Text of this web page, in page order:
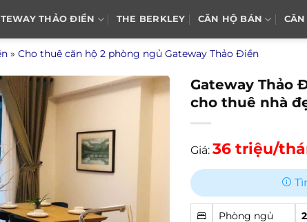
THẢO ĐIỀN THE BERKLEY CĂN HỘ BÁN
» Cho thuê căn hộ 2 phòng ngủ Gateway Thảo Điền
Gateway Thảo
cho thuê nhà
Giá: 36 triệu/
Phòng ngủ
2